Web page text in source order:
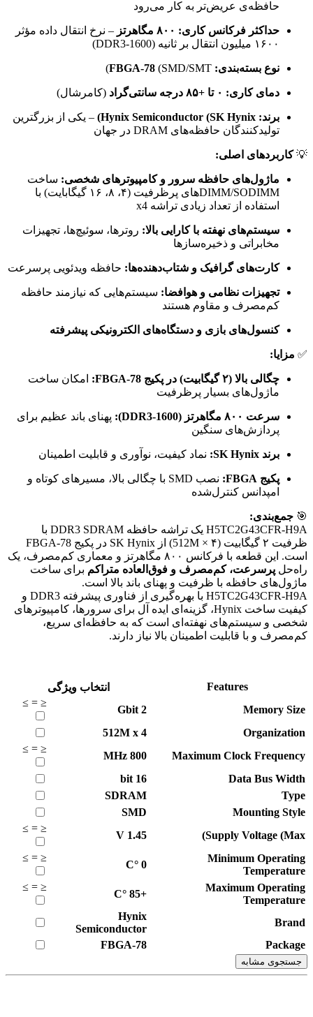
حافظه‌ی عریض‌تر به کار می‌رود
حداکثر فرکانس کاری: ۸۰۰ مگاهرتز
– نرخ انتقال داده مؤثر
۱۶۰۰ میلیون انتقال بر ثانیه (DDR3-1600)
نوع بسته‌بندی: FBGA-78 (SMD/SMT)
دمای کاری: ۰ تا +۸۵ درجه سانتی‌گراد (کامرشال)
برند: Hynix Semiconductor (SK Hynix) – یکی از بزرگترین
تولیدکنندگان حافظه‌های DRAM در جهان
💡 کاربردهای اصلی:
ماژول‌های حافظه سرور و کامپیوترهای شخصی: ساخت
DIMM/SODIMMهای پرظرفیت (۴، ۸، ۱۶ گیگابایت) با
استفاده از تعداد زیادی تراشه x4
سیستم‌های نهفته با کارایی بالا: روترها، سوئیچ‌ها، تجهیزات
مخابراتی و ذخیره‌سازها
کارت‌های گرافیک و شتاب‌دهنده‌ها: حافظه ویدئویی پرسرعت
تجهیزات نظامی و هوافضا: سیستم‌هایی که نیازمند حافظه
کم‌مصرف و مقاوم هستند
کنسول‌های بازی و دستگاه‌های الکترونیکی پیشرفته
✅ مزایا:
چگالی بالا (۲ گیگابیت) در پکیج FBGA-78:
امکان ساخت
ماژول‌های بسیار پرظرفیت
سرعت ۸۰۰ مگاهرتز (DDR3-1600):
پهنای باند عظیم برای
پردازش‌های سنگین
برند SK Hynix: نماد کیفیت، نوآوری و قابلیت اطمینان
پکیج FBGA:
نصب SMD با چگالی بالا، مسیرهای کوتاه و
امپدانس کنترل‌شده
🎯 جمع‌بندی:
H5TC2G43CFR-H9A یک تراشه حافظه DDR3 SDRAM با
ظرفیت ۲ گیگابیت (512M × ۴) از SK Hynix در پکیج FBGA-78
است. این قطعه با فرکانس ۸۰۰ مگاهرتز و معماری کم‌مصرف، یک
راه‌حل پرسرعت، کم‌مصرف و فوق‌العاده متراکم برای ساخت
ماژول‌های حافظه با ظرفیت و پهنای باند بالا است.
H5TC2G43CFR-H9A با بهره‌گیری از فناوری پیشرفته DDR3 و
کیفیت ساخت Hynix، گزینه‌ای ایده آل برای سرورها، کامپیوترهای
شخصی و سیستم‌های نهفته‌ای است که به حافظه‌ای سریع،
کم‌مصرف و با قابلیت اطمینان بالا نیاز دارند.
Features
انتخاب ویژگی
Memory Size
2
Gbit
≤
=
≥
Organization
512M x 4
Maximum Clock Frequency
800
MHz
≤
=
≥
Data Bus Width
16
bit
Type
SDRAM
Mounting Style
SMD
Supply Voltage (Max)
1.45
V
≤
=
≥
Minimum Operating
Temperature
0
°C
≤
=
≥
Maximum Operating
Temperature
+85
°C
≤
=
≥
Brand
Hynix
Semiconductor
Package
FBGA-78
جستجوی مشابه